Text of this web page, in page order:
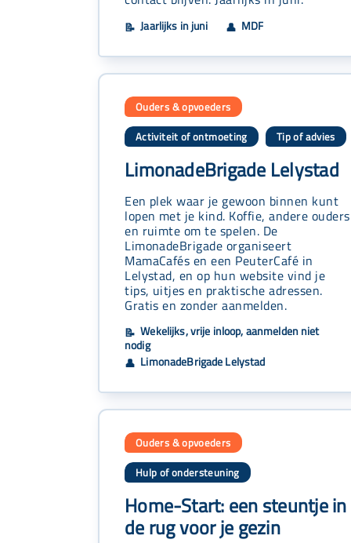
📝 Jaarlijks in juni 👤 MDF
Ouders & opvoeders
Activiteit of ontmoeting
, Tip of advies
LimonadeBrigade Lelystad
Een plek waar je gewoon binnen kunt
lopen met je kind. Koffie, andere ouders
en ruimte om te spelen. De
LimonadeBrigade organiseert
MamaCafés en een PeuterCafé in
Lelystad, en op hun website vind je
tips, uitjes en praktische adressen.
Gratis en zonder aanmelden.
📝 Wekelijks, vrije inloop, aanmelden niet
nodig
👤 LimonadeBrigade Lelystad
Ouders & opvoeders
Hulp of ondersteuning
Home-Start: een steuntje in
de rug voor je gezin